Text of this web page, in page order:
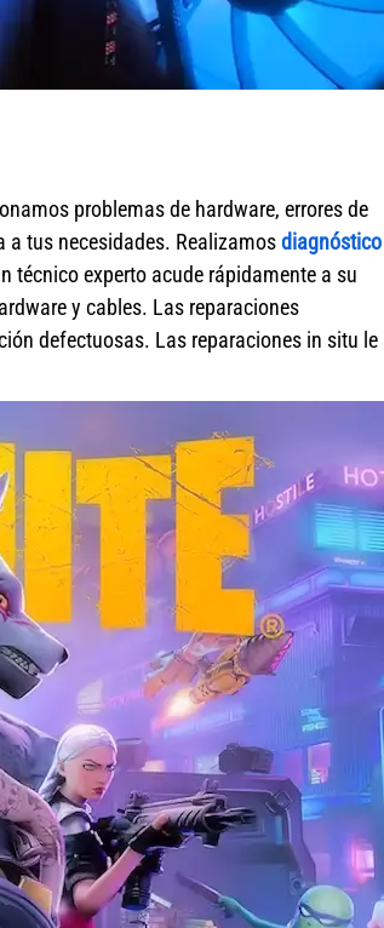
problemas de hardware, errores de
tus necesidades. Realizamosdiagnóstico
técnico experto acude rápidamente a su
y cables. Las reparaciones
defectuosas. Las reparaciones in situ le